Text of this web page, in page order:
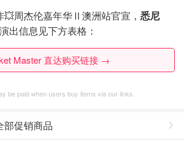
💥周杰伦嘉年华Ⅱ澳洲站官宣， 悉尼
演出信息见下方表格：
Master 直达购买链接 →
be paid when users buy items via our links.
部促销商品